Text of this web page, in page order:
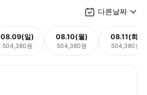
다른날짜
08.09(일)
504,380원
08.10(월)
504,380원
08.11(화)
504,380원